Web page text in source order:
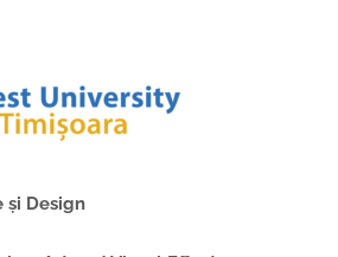
și Design